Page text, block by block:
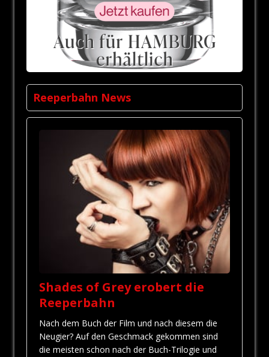
Reeperbahn News
Shades of Grey erobert die
Reeperbahn
Nach dem Buch der Film und nach diesem die
Neugier? Auf den Geschmack gekommen sind
die meisten schon nach der Buch-Trilogie und